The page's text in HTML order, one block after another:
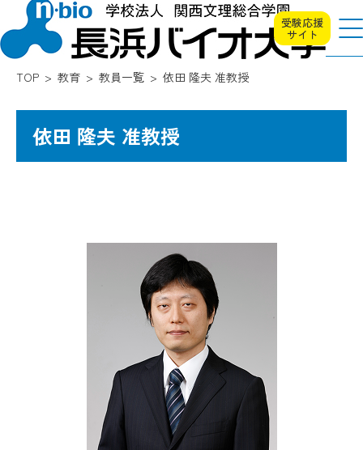
受験応援
サイト
TOP 教育 教員一覧 依田 隆夫 准教授
依田 隆夫 准教授